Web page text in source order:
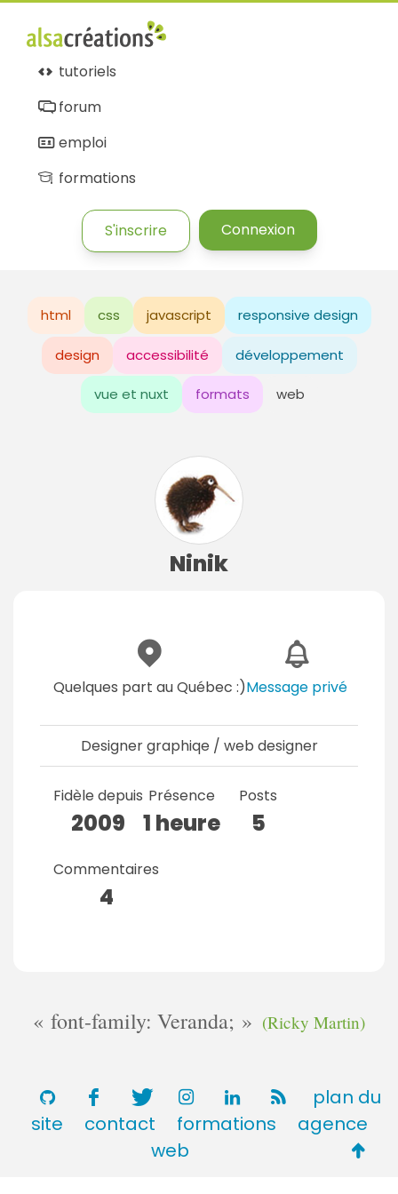
tutoriels
forum
emploi
formations
S'inscrire Connexion
html css javascript responsive design
design accessibilité développement
vue et nuxt formats web
Ninik
Quelques part au Québec :)Message privé
Designer graphiqe / web designer
Fidèle depuis
2009
Présence
1 heure
Posts
5
Commentaires
4
font-family: Veranda; (Ricky Martin)
plan du
site
contact formations
agence
web